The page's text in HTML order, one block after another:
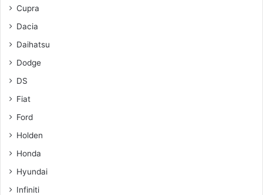
Cupra
Dacia
Daihatsu
Dodge
DS
Fiat
Ford
Holden
Honda
Hyundai
Infiniti